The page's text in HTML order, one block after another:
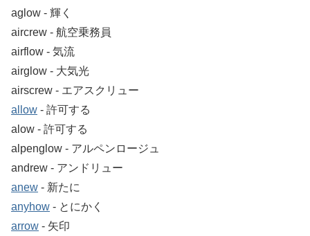
aglow ‐ 輝く
aircrew ‐ 航空乗務員
airflow ‐ 気流
airglow ‐ 大気光
airscrew ‐ エアスクリュー
allow ‐ 許可する
alow ‐ 許可する
alpenglow ‐ アルペンロージュ
andrew ‐ アンドリュー
anew ‐ 新たに
anyhow ‐ とにかく
arrow ‐ 矢印